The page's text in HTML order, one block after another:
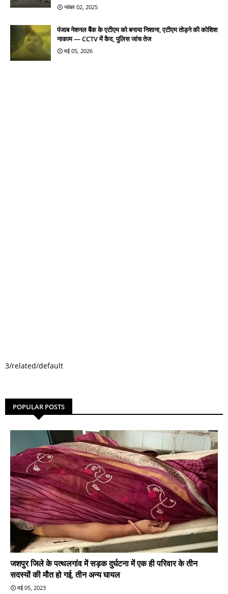
नवंबर 02, 2025
पंजाब नेशनल बैंक के एटीएम को बनाया निशाना, एटीएम तोड़ने की कोशिश
नाकाम — CCTV में कैद, पुलिस जांच तेज
मई 05, 2026
3/related/default
POPULAR POSTS
जशपुर जिले के पत्थलगांव में सड़क दुर्घटना में एक ही परिवार के तीन
सदस्यों की मौत हो गई, तीन अन्य घायल
मई 05, 2023